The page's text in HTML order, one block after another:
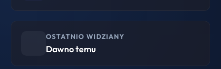
OSTATNIO WIDZIANY
Dawno temu